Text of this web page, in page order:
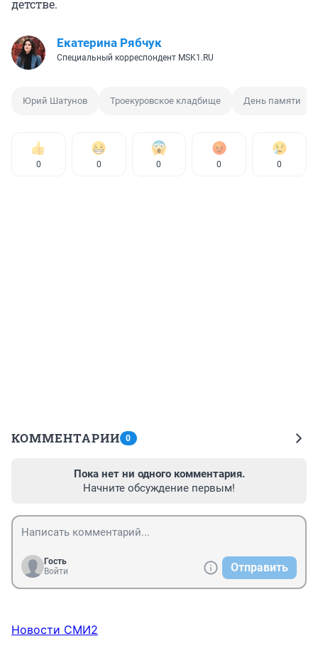
детстве.
Екатерина Рябчук
Специальный корреспондент MSK1.RU
Юрий Шатунов Троекуровское кладбище День памяти
0 0 0 0 0
КОММЕНТАРИИ 0
Пока нет ни одного комментария.
Начните обсуждение первым!
Гость
Войти
Отправить
Новости СМИ2